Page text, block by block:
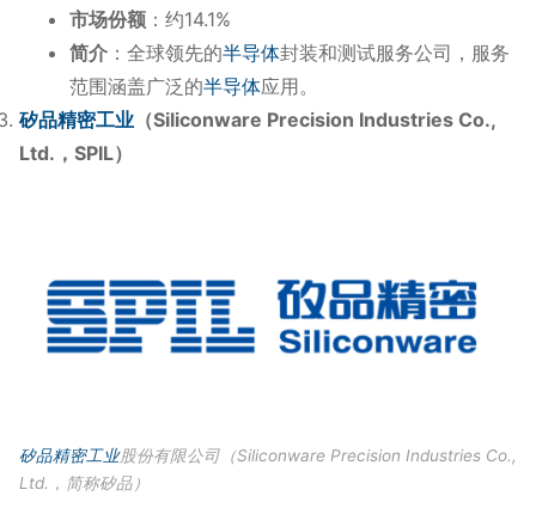
市场份额：约14.1%
简介：全球领先的半导体封装和测试服务公司，服务
范围涵盖广泛的半导体应用。
矽品精密工业 （Siliconware Precision Industries Co.,
Ltd.，SPIL）
矽品精密工业股份有限公司（Siliconware Precision Industries Co.,
Ltd.，简称矽品）